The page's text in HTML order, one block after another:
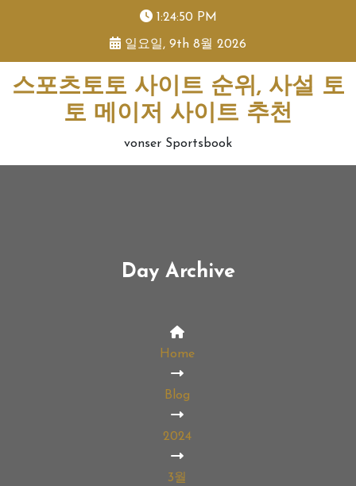
1:24:51 PM
일요일, 9th 8월 2026
스포츠토토 사이트 순위, 사설 토
토 메이저 사이트 추천
vonser Sportsbook
Day Archive
Home
Blog
2024
3월